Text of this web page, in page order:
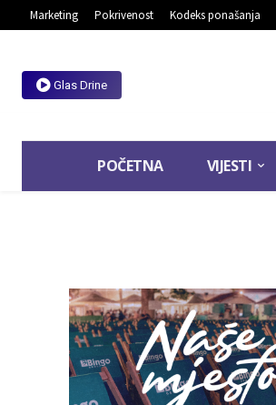
Marketing Pokrivenost Kodeks ponašanja
Glas Drine
POČETNA VIJESTI